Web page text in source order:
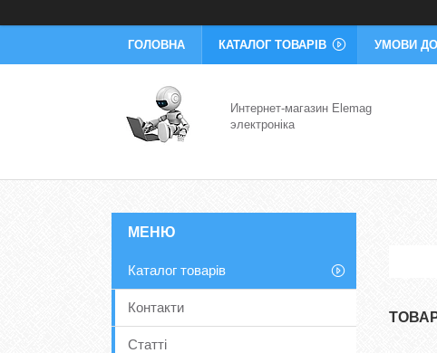
ГОЛОВНА КАТАЛОГ ТОВАРІВ УМОВИ
Интернет-магазин Elemag
электроніка
Каталог товарів
Контакти
Статті